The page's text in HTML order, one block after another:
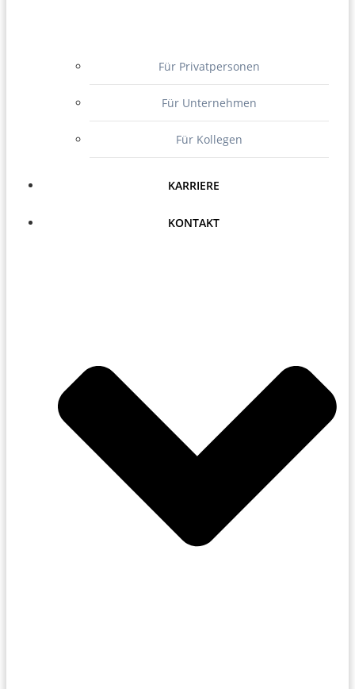
Für Privatpersonen
Für Unternehmen
Für Kollegen
KARRIERE
KONTAKT